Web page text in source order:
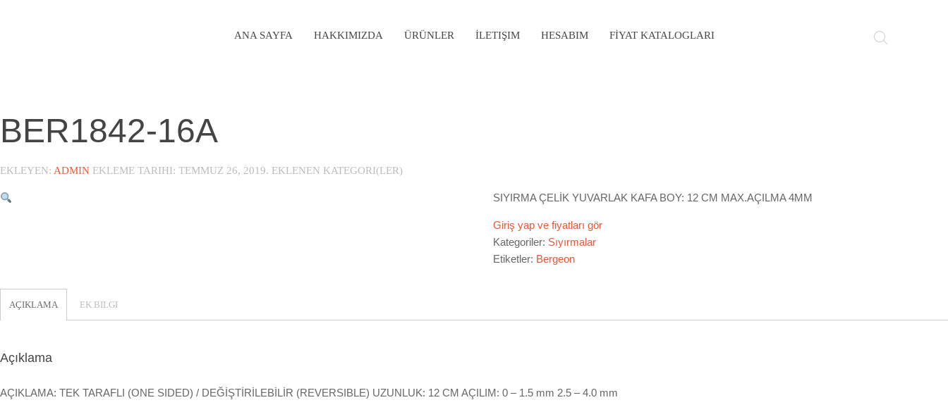
ANA SAYFA HAKKIMIZDA ÜRÜNLER İLETIŞIM HESABIM FİYAT KATALOGLARI
BER1842-16A
EKLEYEN: ADMIN EKLEME TARIHI: TEMMUZ 26, 2019. EKLENEN KATEGORI(LER)
SIYIRMA ÇELİK YUVARLAK KAFA BOY: 12 CM MAX.AÇILMA 4MM
Giriş yap ve fiyatları gör
Kategoriler: Sıyırmalar
Etiketler: Bergeon
AÇIKLAMA EK BILGI
Açıklama
AÇIKLAMA: TEK TARAFLI (ONE SIDED) / DEĞİŞTİRİLEBİLİR (REVERSIBLE) UZUNLUK: 12 CM AÇILIM: 0 – 1.5 mm 2.5 – 4.0 mm